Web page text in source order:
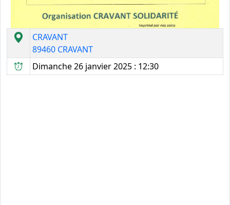
CRAVANT
89460 CRAVANT
Dimanche 26 janvier 2025 : 12:30